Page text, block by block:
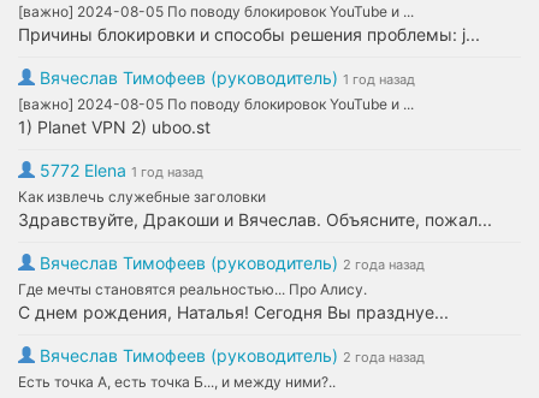
[важно] 2024-08-05 По поводу блокировок YouTube и ...
Причины блокировки и способы решения проблемы: j...
Вячеслав Тимофеев (руководитель) 1 год назад
[важно] 2024-08-05 По поводу блокировок YouTube и ...
1) Planet VPN 2) uboo.st
5772 Elena 1 год назад
Как извлечь служебные заголовки
Здравствуйте, Дракоши и Вячеслав. Объясните, пожал...
Вячеслав Тимофеев (руководитель) 2 года назад
Где мечты становятся реальностью... Про Алису.
С днем рождения, Наталья! Сегодня Вы празднуе...
Вячеслав Тимофеев (руководитель) 2 года назад
Есть точка А, есть точка Б..., и между ними?..